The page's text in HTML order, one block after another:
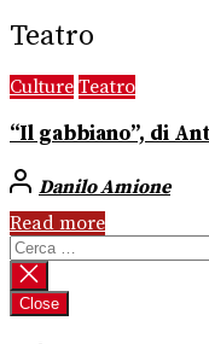
Teatro
Culture Teatro
“Il gabbiano”, di
Danilo Amione
Read more
Ricerca
per:
Close